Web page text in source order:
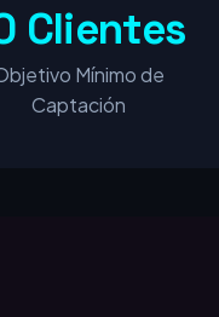
Clientes
Mínimo de
Captación